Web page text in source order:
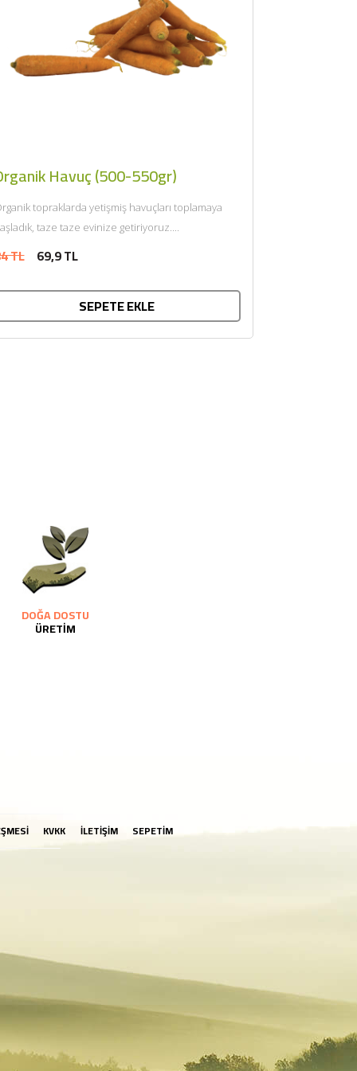
Havuç (500-550gr)
topraklarda yetişmiş havuçları toplamaya
taze taze evinize getiriyoruz....
TL 69,9 TL
SEPETE EKLE
DOĞA DOSTU
ÜRETİM
KVKK İLETİŞİM SEPETİM